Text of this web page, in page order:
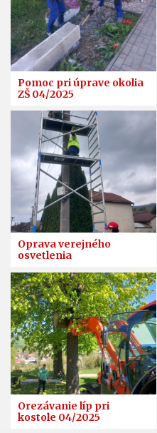
Pomoc pri úprave okolia
ZŠ 04/2025
Oprava verejného
osvetlenia
Orezávanie líp pri
kostole 04/2025